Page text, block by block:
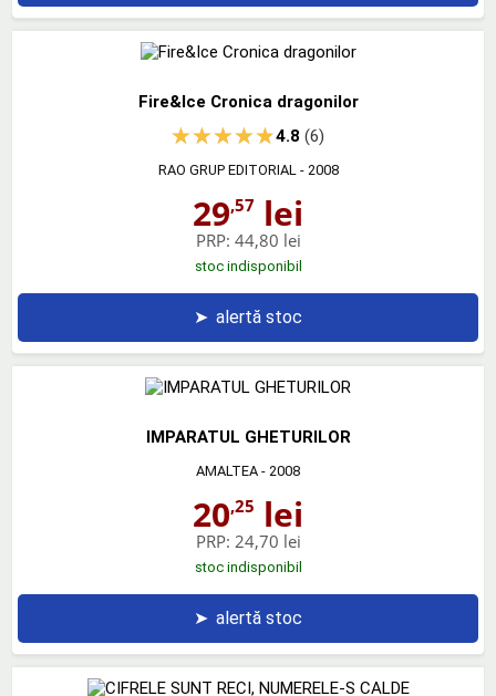
Fire&Ice Cronica dragonilor
4.8 (6)
RAO GRUP EDITORIAL - 2008
29,57 lei
PRP: 44,80 lei
stoc indisponibil
➤ alertă stoc
IMPARATUL GHETURILOR
AMALTEA - 2008
20,25 lei
PRP: 24,70 lei
stoc indisponibil
➤ alertă stoc